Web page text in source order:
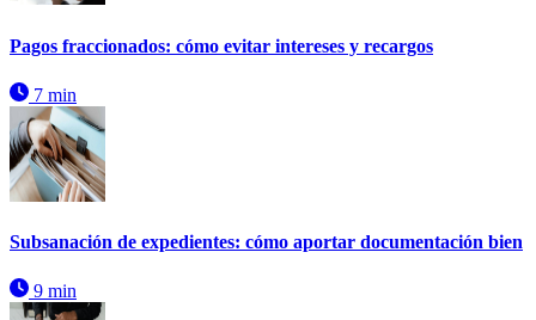
Pagos fraccionados: cómo evitar intereses y recargos
7 min
Subsanación de expedientes: cómo aportar documentación bien
9 min